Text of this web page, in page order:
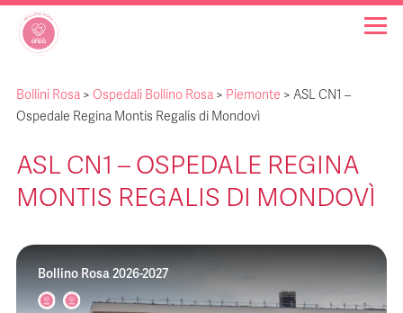
OSPEDALI BOLLINO ROSA
INIZIATIVE
FAQ
Bollini Rosa > Ospedali Bollino Rosa > Piemonte > ASL CN1 –
Ospedale Regina Montis Regalis di Mondovì
ASL CN1 – OSPEDALE REGINA
MONTIS REGALIS DI MONDOVÌ
Bollino Rosa 2026-2027